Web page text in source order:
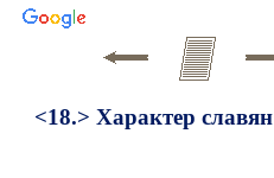
<18.> Характер